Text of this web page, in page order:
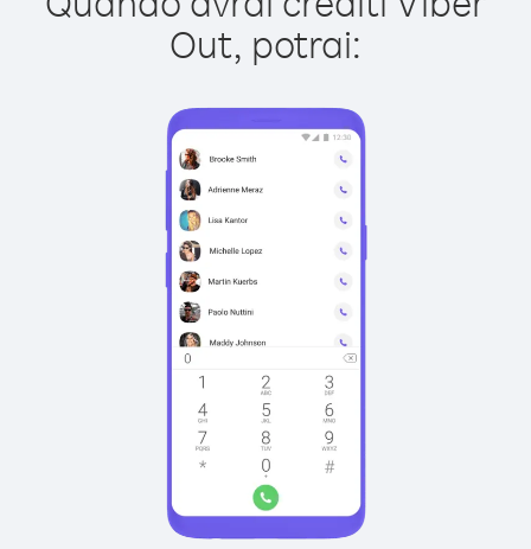
Out, potrai: